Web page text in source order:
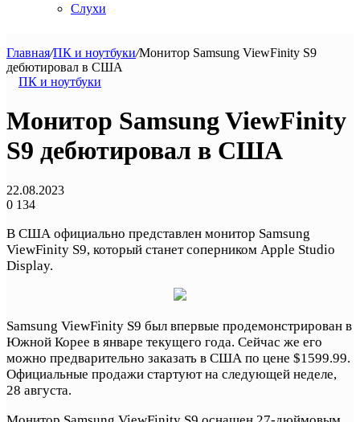
Слухи
Главная/ПК и ноутбуки/Монитор Samsung ViewFinity S9
дебютировал в США
ПК и ноутбуки
Монитор Samsung ViewFinity
S9 дебютировал в США
22.08.2023
0 134
В США официально представлен монитор Samsung
ViewFinity S9, который станет соперником Apple Studio
Display.
Samsung ViewFinity S9 был впервые продемонстрирован в
Южной Корее в январе текущего года. Сейчас же его
можно предварительно заказать в США по цене $1599.99.
Официальные продажи стартуют на следующей неделе,
28 августа.